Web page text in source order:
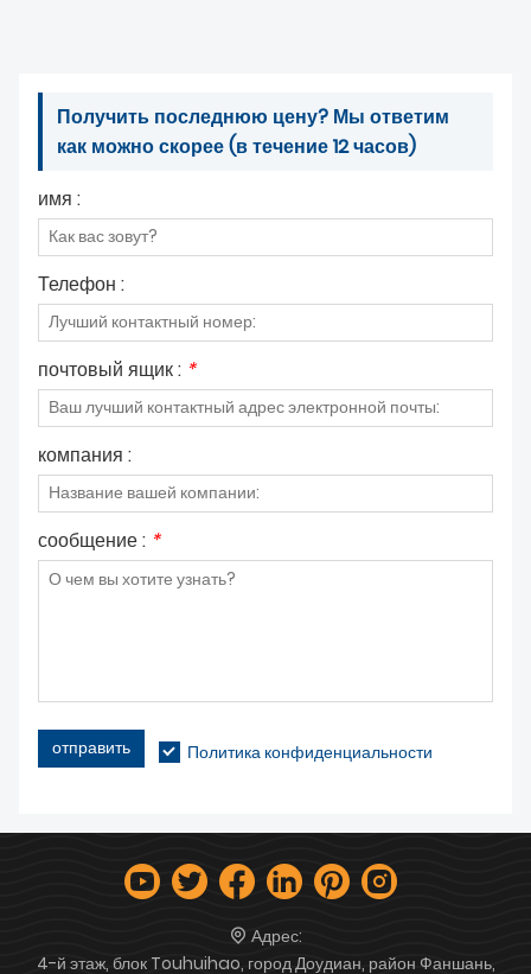
Получить последнюю цену? Мы ответим
как можно скорее (в течение 12 часов)
имя :
Телефон :
почтовый ящик : *
компания :
сообщение : *
отправить Политика конфиденциальности
Адрес:
4-й этаж, блок Touhuihao, город Доудиан, район Фаншань,